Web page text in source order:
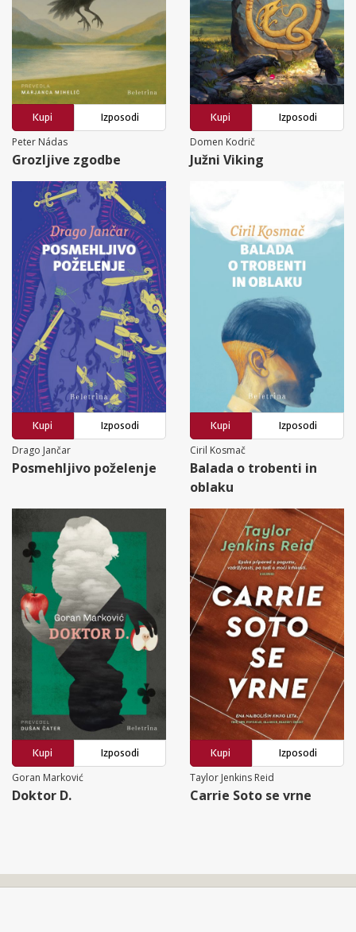
Kupi
Izposodi
Peter Nádas
Grozljive zgodbe
Kupi
Izposodi
Domen Kodrič
Južni Viking
Kupi
Izposodi
Drago Jančar
Posmehljivo poželenje
Kupi
Izposodi
Ciril Kosmač
Balada o trobenti in
oblaku
Kupi
Izposodi
Goran Marković
Doktor D.
Kupi
Izposodi
Taylor Jenkins Reid
Carrie Soto se vrne